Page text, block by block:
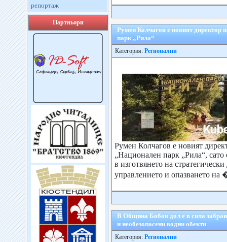
репортаж
Партньори
Румен Колчагов е новият директор
парк „Рила“
Категория: Регионални
Румен Колчагов е новият
„Национален парк „Рила“, сато
в изготвянето на
управлението и опазването на
В Община Бобов дол е в сила
и необезопасени водни обекти
Категория: Регионални